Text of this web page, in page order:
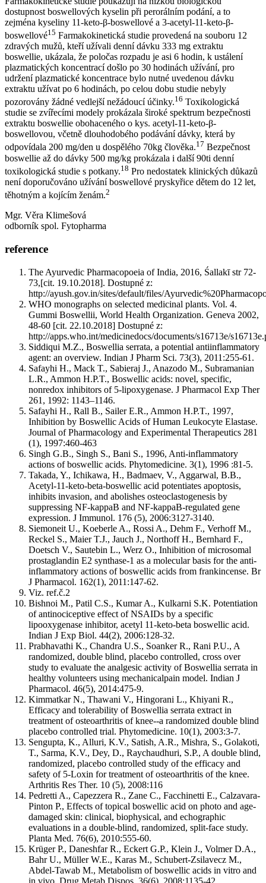
dostupnost boswellových kyselin při perorálním podání, a to
zejména kyseliny 11-keto-β-boswellové a 3-acetyl-11-keto-β-
boswellové15 Farmakokinetická studie provedená na souboru 12
zdravých mužů, kteří užívali denní dávku 333 mg extraktu
boswellie, ukázala, že poločas rozpadu je asi 6 hodin, k ustálení
plazmatických koncentrací došlo po 30 hodinách užívání, pro
udržení plazmatické koncentrace bylo nutné uvedenou dávku
extraktu užívat po 6 hodinách, po celou dobu studie nebyly
pozorovány žádné vedlejší nežádoucí účinky.16 Toxikologická
studie se zvířecími modely prokázala široké spektrum bezpečnosti
extraktu boswellie obohaceného o kys. acetyl-11-keto-β-
boswellovou, včetně dlouhodobého podávání dávky, která by
odpovídala 200 mg/den u dospělého 70kg člověka.17 Bezpečnost
boswellie až do dávky 500 mg/kg prokázala i další 90ti denní
toxikologická studie s potkany.18 Pro nedostatek klinických důkazů
není doporučováno užívání boswellové pryskyřice dětem do 12 let,
těhotným a kojícím ženám.2
Mgr. Věra Klimešová
odborník spol. Fytopharma
reference
The Ayurvedic Pharmacopoeia of India, 2016, Śallakī str 72-
73,[cit. 19.10.2018]. Dostupné z:
http://ayush.gov.in/sites/default/files/
WHO monographs on selected medicinal plants. Vol. 4.
Gummi Boswellii, World Health Organization. Geneva 2002,
48-60 [cit. 22.10.2018] Dostupné z:
http://apps.who.int/medicinedocs/documents/s16713e/
Siddiqui M.Z., Boswellia serrata, a potential antiinflammatory
agent: an overview. Indian J Pharm Sci. 73(3), 2011:255-61.
Safayhi H., Mack T., Sabieraj J., Anazodo M., Subramanian
L.R., Ammon H.P.T., Boswellic acids: novel, specific,
nonredox inhibitors of 5-lipoxygenase. J Pharmacol Exp Ther
261, 1992: 1143–1146.
Safayhi H., Rall B., Sailer E.R., Ammon H.P.T., 1997,
Inhibition by Boswellic Acids of Human Leukocyte Elastase.
Journal of Pharmacology and Experimental Therapeutics 281
(1), 1997:460-463
Singh G.B., Singh S., Bani S., 1996, Anti-inflammatory
actions of boswellic acids. Phytomedicine. 3(1), 1996 :81-5.
Takada, Y., Ichikawa, H., Badmaev, V., Aggarwal, B.B.,
Acetyl-11-keto-beta-boswellic acid potentiates apoptosis,
inhibits invasion, and abolishes osteoclastogenesis by
suppressing NF-kappaB and NF-kappaB-regulated gene
expression. J Immunol. 176 (5), 2006:3127-3140.
Siemoneit U., Koeberle A., Rossi A., Dehm F., Verhoff M.,
Reckel S., Maier T.J., Jauch J., Northoff H., Bernhard F.,
Doetsch V., Sautebin L., Werz O., Inhibition of microsomal
prostaglandin E2 synthase-1 as a molecular basis for the anti-
inflammatory actions of boswellic acids from frankincense. Br
J Pharmacol. 162(1), 2011:147-62.
Viz. ref.č.2
Bishnoi M., Patil C.S., Kumar A., Kulkarni S.K. Potentiation
of antinociceptive effect of NSAIDs by a specific
lipooxygenase inhibitor, acetyl 11-keto-beta boswellic acid.
Indian J Exp Biol. 44(2), 2006:128-32.
Prabhavathi K., Chandra U.S., Soanker R., Rani P.U., A
randomized, double blind, placebo controlled, cross over
study to evaluate the analgesic activity of Boswellia serrata in
healthy volunteers using mechanicalpain model. Indian J
Pharmacol. 46(5), 2014:475-9.
Kimmatkar N., Thawani V., Hingorani L., Khiyani R.,
Efficacy and tolerability of Boswellia serrata extract in
treatment of osteoarthritis of knee--a randomized double blind
placebo controlled trial. Phytomedicine. 10(1), 2003:3-7.
Sengupta, K., Alluri, K.V., Satish, A.R., Mishra, S., Golakoti,
T., Sarma, K.V., Dey, D., Raychaudhuri, S.P., A double blind,
randomized, placebo controlled study of the efficacy and
safety of 5-Loxin for treatment of osteoarthritis of the knee.
Arthritis Res Ther. 10 (5), 2008:116
Pedretti A., Capezzera R., Zane C., Facchinetti E., Calzavara-
Pinton P., Effects of topical boswellic acid on photo and age-
damaged skin: clinical, biophysical, and echographic
evaluations in a double-blind, randomized, split-face study.
Planta Med. 76(6), 2010:555-60.
Krüger P., Daneshfar R., Eckert G.P., Klein J., Volmer D.A.,
Bahr U., Müller W.E., Karas M., Schubert-Zsilavecz M.,
Abdel-Tawab M., Metabolism of boswellic acids in vitro and
in vivo. Drug Metab Dispos. 36(6), 2008:1135-42.